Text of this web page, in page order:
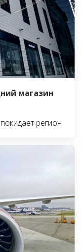
магазин
регион